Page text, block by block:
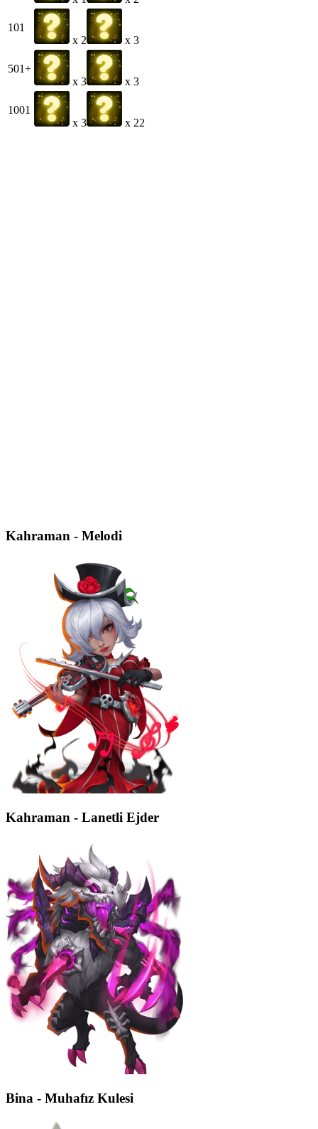
101
x 2
x 3
501+
x 3
x 3
1001
x 3
x 22
Kahraman - Melodi
Kahraman - Lanetli Ejder
Bina - Muhafız Kulesi